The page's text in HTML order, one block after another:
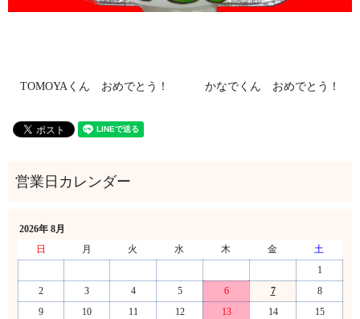
TOMOYAくん おめでとう！ かなでくん おめでとう！
2026年 8月
日
月 火 水 木 金
土
1
2
3 4 5 6 7
8
9
10 11 12 13 14
15